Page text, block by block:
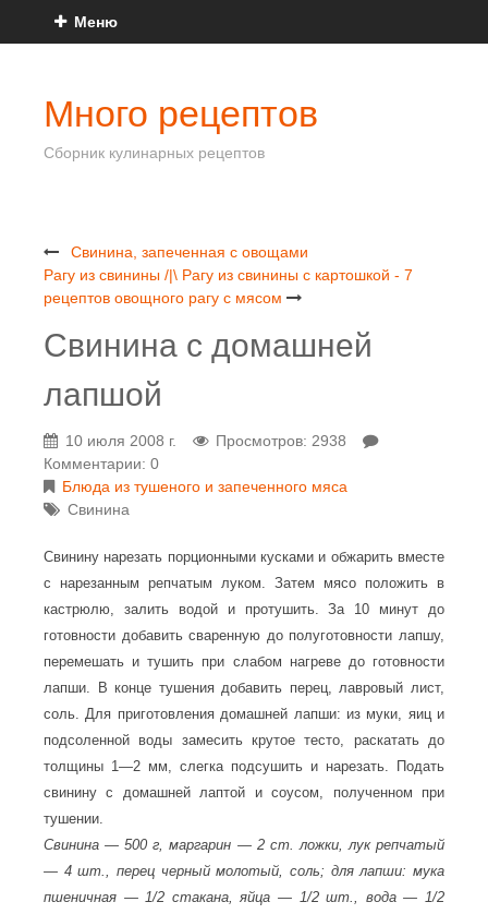
Меню
Много рецептов
Сборник кулинарных рецептов
Свинина, запеченная с овощами
Рагу из свинины /|\ Рагу из свинины с картошкой - 7
рецептов овощного рагу с мясом
Свинина с домашней
лапшой
10 июля 2008 г.
Просмотров: 2938
Комментарии: 0
Блюда из тушеного и запеченного мяса
Свинина
Свинину нарезать порционными кусками и обжарить вместе
с нарезанным репчатым луком. Затем мясо положить в
кастрюлю, залить водой и протушить. За 10 минут до
готовности добавить сваренную до полуготовности лапшу,
перемешать и тушить при слабом нагреве до готовности
лапши. В конце тушения добавить перец, лавровый лист,
соль. Для приготовления домашней лапши: из муки, яиц и
подсоленной воды замесить крутое тесто, раскатать до
толщины 1—2 мм, слегка подсушить и нарезать. Подать
свинину с домашней лаптой и соусом, полученном при
тушении.
Свинина — 500 г, маргарин — 2 ст. ложки, лук репчатый
— 4 шт., перец черный молотый, соль; для лапши: мука
пшеничная — 1/2 стакана, яйца — 1/2 шт., вода — 1/2